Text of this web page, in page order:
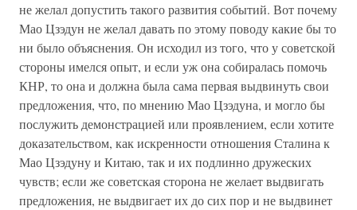
не желал допустить такого развития событий. Вот почему
Мао Цзэдун не желал давать по этому поводу какие бы то
ни было объяснения. Он исходил из того, что у советской
стороны имелся опыт, и если уж она собиралась помочь
КНР, то она и должна была сама первая выдвинуть свои
предложения, что, по мнению Мао Цзэдуна, и могло бы
послужить демонстрацией или проявлением, если хотите
доказательством, как искренности отношения Сталина к
Мао Цзэдуну и Китаю, так и их подлинно дружеских
чувств; если же советская сторона не желает выдвигать
предложения, не выдвигает их до сих пор и не выдвинет